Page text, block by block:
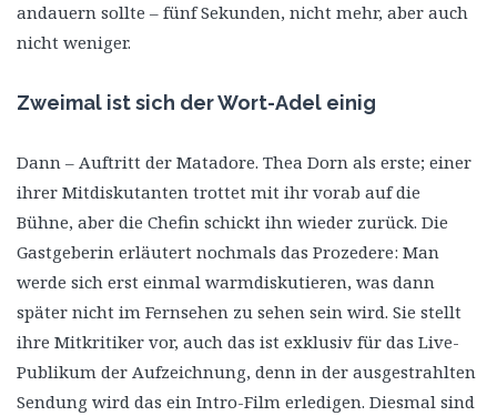
andauern sollte – fünf Sekunden, nicht mehr, aber auch
nicht weniger.
Zweimal ist sich der Wort-Adel einig
Dann – Auftritt der Matadore. Thea Dorn als erste; einer
ihrer Mitdiskutanten trottet mit ihr vorab auf die
Bühne, aber die Chefin schickt ihn wieder zurück. Die
Gastgeberin erläutert nochmals das Prozedere: Man
werde sich erst einmal warmdiskutieren, was dann
später nicht im Fernsehen zu sehen sein wird. Sie stellt
ihre Mitkritiker vor, auch das ist exklusiv für das Live-
Publikum der Aufzeichnung, denn in der ausgestrahlten
Sendung wird das ein Intro-Film erledigen. Diesmal sind